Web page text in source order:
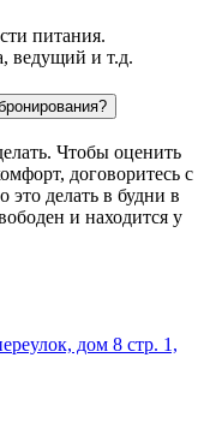
питания.
ведущий и т.д.
Чтобы оценить
договоритесь с
это делать в будни в
и находится у
дом 8 стр. 1,